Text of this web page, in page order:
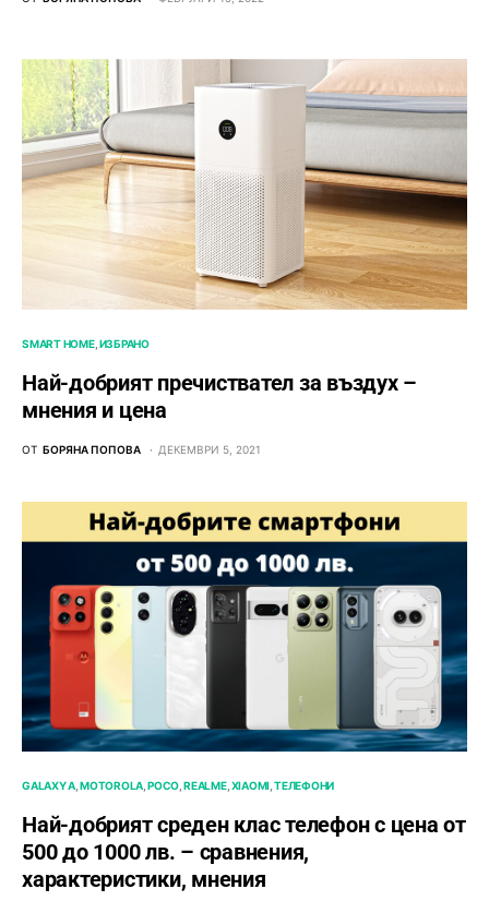
SMART HOME ИЗБРАНО
Най-добрият пречиствател за въздух –
мнения и цена
ОТ БОРЯНА ПОПОВА ДЕКЕМВРИ 5, 2021
GALAXY A MOTOROLA POCO REALME XIAOMI ТЕЛЕФОНИ
Най-добрият среден клас телефон с цена от
500 до 1000 лв. – сравнения,
характеристики, мнения